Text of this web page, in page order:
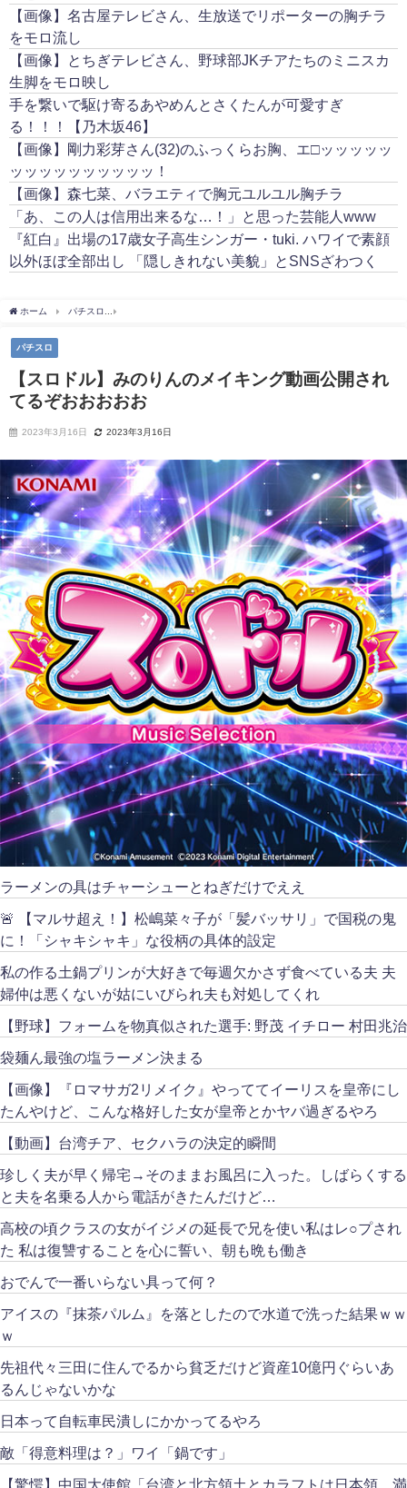
【画像】名古屋テレビさん、生放送でリポーターの胸チラ
をモロ流し
【画像】とちぎテレビさん、野球部JKチアたちのミニスカ
生脚をモロ映し
手を繋いで駆け寄るあやめんとさくたんが可愛すぎ
る！！！【乃木坂46】
【画像】剛力彩芽さん(32)のふっくらお胸、エ□ッッッッッ
ッッッッッッッッッッ！
【画像】森七菜、バラエティで胸元ユルユル胸チラ
「あ、この人は信用出来るな…！」と思った芸能人www
『紅白』出場の17歳女子高生シンガー・tuki. ハワイで素顔
以外ほぼ全部出し 「隠しきれない美貌」とSNSざわつく
ホーム パチスロ
パチスロ
【スロドル】みのりんのメイキング動画公開され
てるぞおおおおお
2023年3月16日 2023年3月16日
ラーメンの具はチャーシューとねぎだけでええ
🚨 【マルサ超え！】松嶋菜々子が「髪バッサリ」で国税の鬼
に！「シャキシャキ」な役柄の具体的設定
私の作る土鍋プリンが大好きで毎週欠かさず食べている夫 夫
婦仲は悪くないが姑にいびられ夫も対処してくれ
【野球】フォームを物真似された選手: 野茂 イチロー 村田兆治
袋麺ん最強の塩ラーメン決まる
【画像】『ロマサガ2リメイク』やっててイーリスを皇帝にし
たんやけど、こんな格好した女が皇帝とかヤバ過ぎるやろ
【動画】台湾チア、セクハラの決定的瞬間
珍しく夫が早く帰宅→そのままお風呂に入った。しばらくする
と夫を名乗る人から電話がきたんだけど…
高校の頃クラスの女がイジメの延長で兄を使い私はレ○プされ
た 私は復讐することを心に誓い、朝も晩も働き
おでんで一番いらない具って何？
アイスの『抹茶パルム』を落としたので水道で洗った結果ｗｗ
ｗ
先祖代々三田に住んでるから貧乏だけど資産10億円ぐらいあ
るんじゃないかな
日本って自転車民潰しにかかってるやろ
敵「得意料理は？」ワイ「鍋です」
【驚愕】中国大使館「台湾と北方領土とカラフトは日本領。満